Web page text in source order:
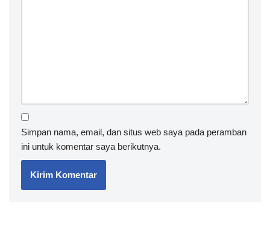
Simpan nama, email, dan situs web saya pada peramban
ini untuk komentar saya berikutnya.